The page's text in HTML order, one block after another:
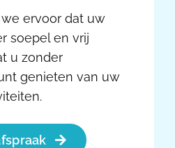
ervoor dat uw
soepel en vrij
u zonder
genieten van uw